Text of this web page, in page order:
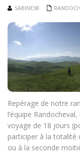
SABINE38
Repérage de notre
l’équipe
voyage de 18 jours
participer à la totalité
ou à la seconde